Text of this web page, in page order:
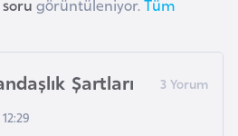
Şartları